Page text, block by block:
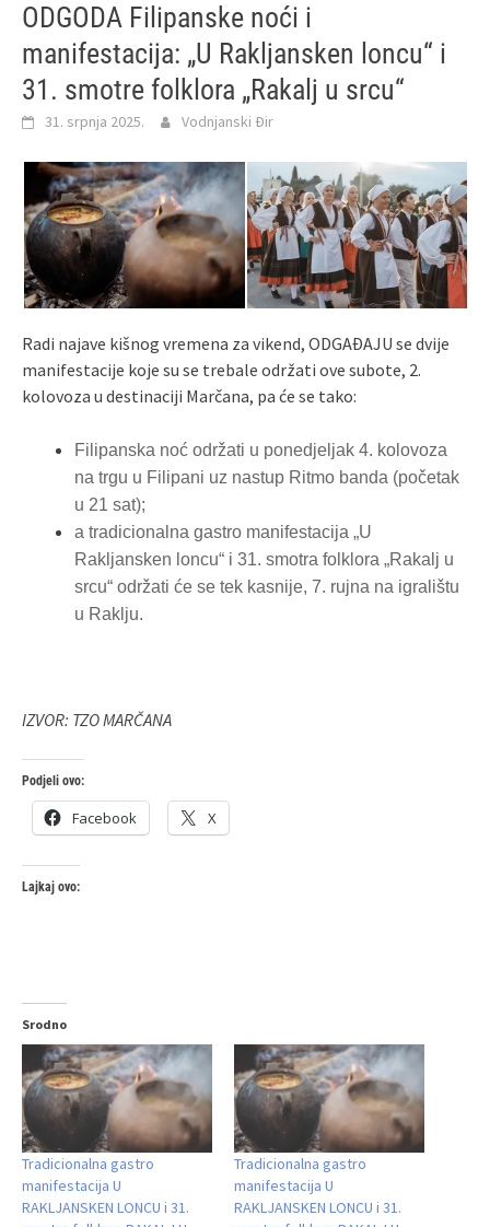
ODGODA Filipanske noći i
manifestacija: „U Rakljansken loncu“ i
31. smotre folklora „Rakalj u srcu“
31. srpnja 2025. Vodnjanski Đir
Radi najave kišnog vremena za vikend, ODGAĐAJU se dvije
manifestacije koje su se trebale održati ove subote, 2.
kolovoza u destinaciji Marčana, pa će se tako:
Filipanska noć održati u ponedjeljak 4. kolovoza
na trgu u Filipani uz nastup Ritmo banda (početak
u 21 sat);
a tradicionalna gastro manifestacija „U
Rakljansken loncu“ i 31. smotra folklora „Rakalj u
srcu“ održati će se tek kasnije, 7. rujna na igralištu
u Raklju.
IZVOR: TZO MARČANA
Podjeli ovo:
Facebook X
Lajkaj ovo:
Srodno
Tradicionalna gastro
manifestacija U
RAKLJANSKEN LONCU i 31.
Tradicionalna gastro
manifestacija U
RAKLJANSKEN LONCU i 31.